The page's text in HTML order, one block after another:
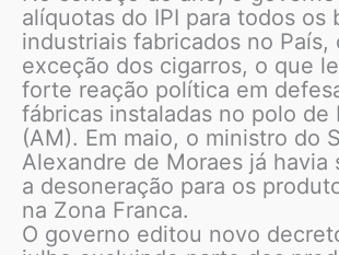
alíquotas do IPI para todos os
industriais fabricados no País,
exceção dos cigarros, o que
forte reação política em
fábricas instaladas no polo de
(AM). Em maio, o ministro do
Alexandre de Moraes já havia
a desoneração para os
na Zona Franca.
O governo editou novo